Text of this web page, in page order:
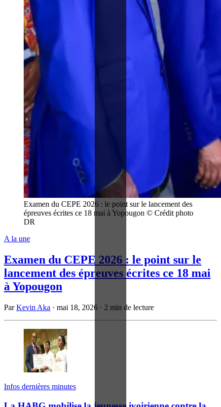
Examen du CEPE 2026 : le point sur le lancement des
épreuves écrites ce 18 mai à Yopougon © Crédit photo
DR
A la une
Examen du CEPE 2026 : le point sur le
lancement des épreuves écrites ce 18 mai
à Yopougon
ParKevin Aka · mai 18, 2026 · 2 min de lecture
Infos dernières minutes